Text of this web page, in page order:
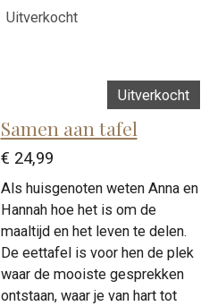
Uitverkocht
Uitverkocht
Samen aan tafel
€ 24,99
Als huisgenoten weten Anna en
Hannah hoe het is om de
maaltijd en het leven te delen.
De eettafel is voor hen de plek
waar de mooiste gesprekken
ontstaan, waar je van hart tot